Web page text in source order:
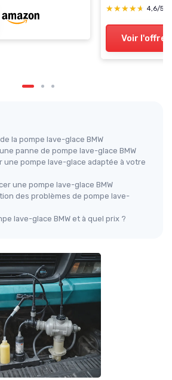
★★★★★
★★★★★ 4,6/5
Voir l'offre
la pompe lave-glace BMW
panne de pompe lave-glace BMW
une pompe lave-glace adaptée à votre
une pompe lave-glace BMW
des problèmes de pompe lave-
lave-glace BMW et à quel prix ?